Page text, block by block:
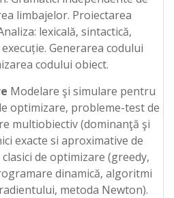
limbajelor. Proiectarea
lexicală, sintactică,
Generarea codului
codului obiect.
Modelare şi simulare pentru
optimizare, probleme-test de
multiobiectiv (dominanţă şi
exacte si aproximative de
de optimizare (greedy,
dinamică, algoritmi
metoda Newton).